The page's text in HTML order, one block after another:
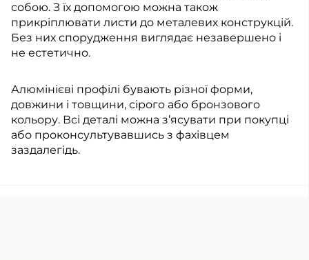
собою. З їх допомогою можна також
прикріплювати листи до металевих конструкцій.
Без них спорудження виглядає незавершено і
не естетично.
Алюмінієві профілі бувають різної форми,
довжини і товщини, сірого або бронзового
кольору. Всі деталі можна з’ясувати при покупці
або проконсультувавшись з фахівцем
заздалегідь.